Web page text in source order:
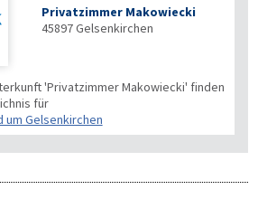
Privatzimmer Makowiecki
45897Gelsenkirchen
'Privatzimmer Makowiecki' finden
für
um Gelsenkirchen